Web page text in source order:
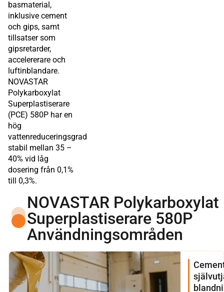
basmaterial,
inklusive cement
och gips, samt
tillsatser som
gipsretarder,
accelererare och
luftinblandare.
NOVASTAR
Polykarboxylat
Superplastiserare
(PCE) 580P har en
hög
vattenreduceringsgrad
stabil mellan 35 –
40% vid låg
dosering från 0,1%
till 0,3%.
NOVASTAR Polykarboxylat
Superplastiserare 580P
Användningsområden